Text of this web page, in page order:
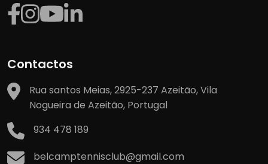
Contactos
Rua santos Meias, 2925-237 Azeitão, Vila
Nogueira de Azeitão, Portugal
934 478 189
belcamptennisclub@gmail.com